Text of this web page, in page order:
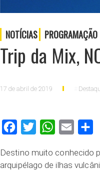
NOTÍCIAS PROGRAMAÇÃO
Trip da Mix,
17 de abril de 2019
FacebookTwitter WhatsAppEmail
Destino muito conhecido
arquipélago de ilhas